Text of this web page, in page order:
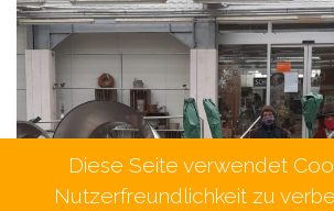
Diese Seite verwendet
Nutzerfreundlichkeit zu